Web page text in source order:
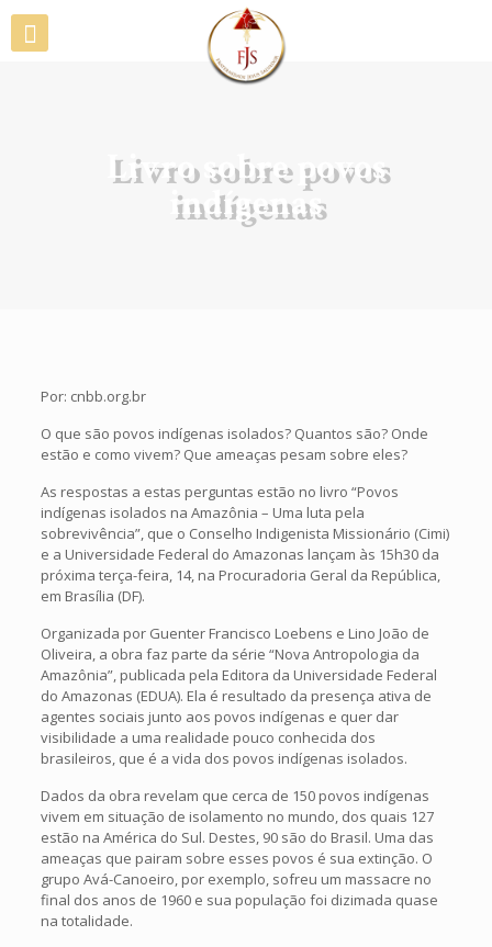
Livro sobre povos
indígenas
Por: cnbb.org.br
O que são povos indígenas isolados? Quantos são? Onde
estão e como vivem? Que ameaças pesam sobre eles?
As respostas a estas perguntas estão no livro “Povos
indígenas isolados na Amazônia – Uma luta pela
sobrevivência”, que o Conselho Indigenista Missionário (Cimi)
e a Universidade Federal do Amazonas lançam às 15h30 da
próxima terça-feira, 14, na Procuradoria Geral da República,
em Brasília (DF).
Organizada por Guenter Francisco Loebens e Lino João de
Oliveira, a obra faz parte da série “Nova Antropologia da
Amazônia”, publicada pela Editora da Universidade Federal
do Amazonas (EDUA). Ela é resultado da presença ativa de
agentes sociais junto aos povos indígenas e quer dar
visibilidade a uma realidade pouco conhecida dos
brasileiros, que é a vida dos povos indígenas isolados.
Dados da obra revelam que cerca de 150 povos indígenas
vivem em situação de isolamento no mundo, dos quais 127
estão na América do Sul. Destes, 90 são do Brasil. Uma das
ameaças que pairam sobre esses povos é sua extinção. O
grupo Avá-Canoeiro, por exemplo, sofreu um massacre no
final dos anos de 1960 e sua população foi dizimada quase
na totalidade.